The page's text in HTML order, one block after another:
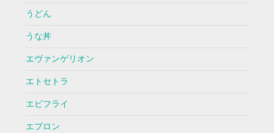
うどん
うな丼
エヴァンゲリオン
エトセトラ
エビフライ
エプロン